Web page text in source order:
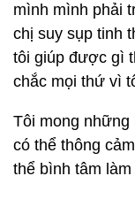
mình mình phải
chị suy sụp tinh
tôi giúp được gì
chắc mọi thứ vì
Tôi mong
có thể thông
thể bình tâm